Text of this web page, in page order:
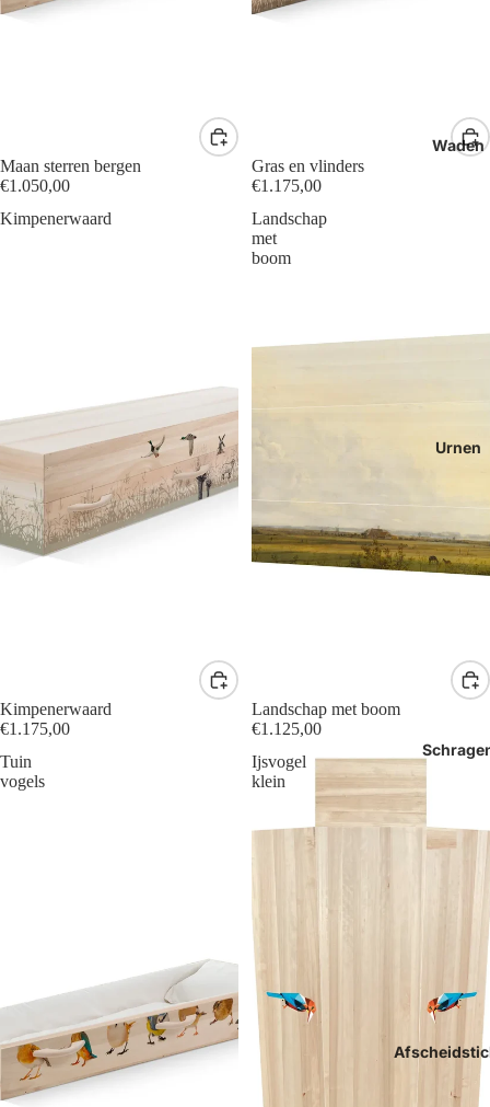
Waden
Urnen
Maan sterren bergen
€1.050,00
Gras en vlinders
€1.175,00
Kimpenerwaard
Kimpenerwaard
€1.175,00
Landschap
met
boom
Landschap met boom
€1.125,00
Tuin
vogels
Ijsvogel
klein